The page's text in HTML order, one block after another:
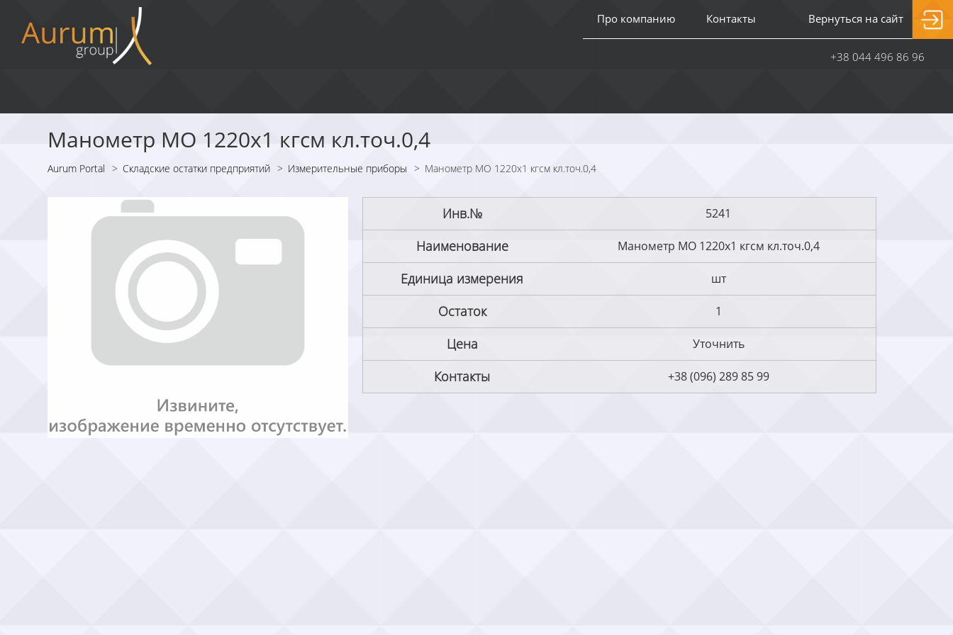
Про компанию Контакты Вернуться на сайт
+38 044 496 86 96
Манометр МО 1220х1 кгсм кл.точ.0,4
Aurum Portal > Складские остатки предприятий > Измерительные приборы > Манометр МО 1220х1 кгсм кл.точ.0,4
Инв.№ 5241
Наименование Манометр МО 1220х1 кгсм кл.точ.0,4
Единица измерения шт
Остаток 1
Цена Уточнить
Контакты +38 (096) 289 85 99